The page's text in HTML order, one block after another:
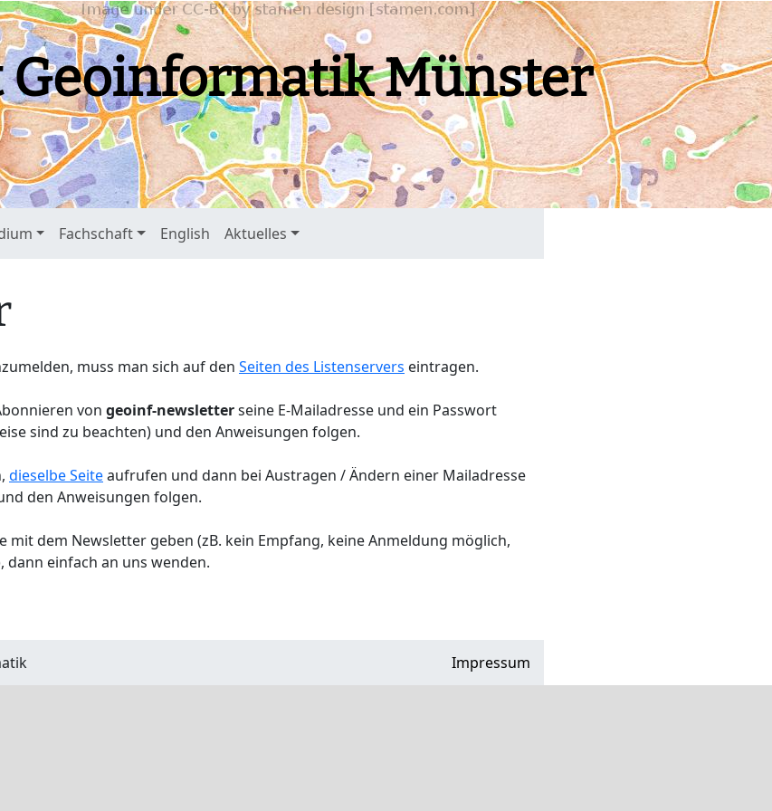
Geoinformatik Münster
Fachschaft English Aktuelles
muss man sich auf den Seiten des Listenservers eintragen.
von geoinf-newsletterseine E-Mailadresse und ein Passwort
sind zu beachten) und den Anweisungen folgen.
dieselbe Seiteaufrufen und dann bei Austragen / Ändern einer Mailadresse
den Anweisungen folgen.
mit dem Newsletter geben (zB. kein Empfang, keine Anmeldung möglich,
einfach an uns wenden.
Impressum